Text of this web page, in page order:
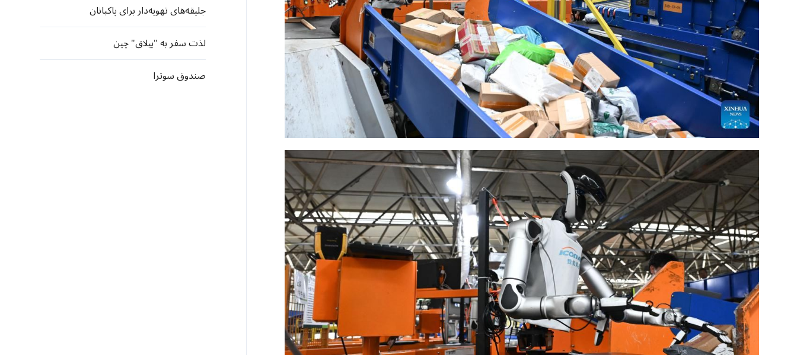
جلیقه‌های تهویه‌دار برای پاکبانان
لذت سفر به "ییلاق" چین
صندوق سوترا